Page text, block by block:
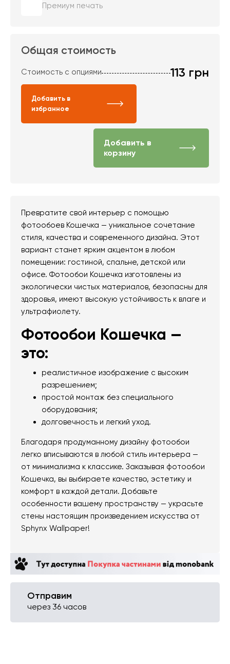
Премиум печать
Общая стоимость
Стоимость с опциями 113 грн
Добавить в
избранное
Добавить в
корзину
Превратите свой интерьер с помощью
фотообоев Кошечка — уникальное сочетание
стиля, качества и современного дизайна. Этот
вариант станет ярким акцентом в любом
помещении: гостиной, спальне, детской или
офисе. Фотообои Кошечка изготовлены из
экологически чистых материалов, безопасны для
здоровья, имеют высокую устойчивость к влаге и
ультрафиолету.
Фотообои Кошечка —
это:
реалистичное изображение с высоким
разрешением;
простой монтаж без специального
оборудования;
долговечность и легкий уход.
Благодаря продуманному дизайну фотообои
легко вписываются в любой стиль интерьера —
от минимализма к классике. Заказывая фотообои
Кошечка, вы выбираете качество, эстетику и
комфорт в каждой детали. Добавьте
особенности вашему пространству — украсьте
стены настоящим произведением искусства от
Sphynx Wallpaper!
Отправим
через 36 часов